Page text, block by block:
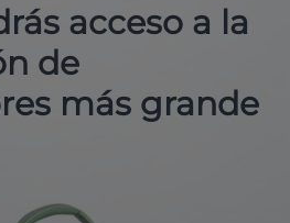
acceso a la
de
más grande